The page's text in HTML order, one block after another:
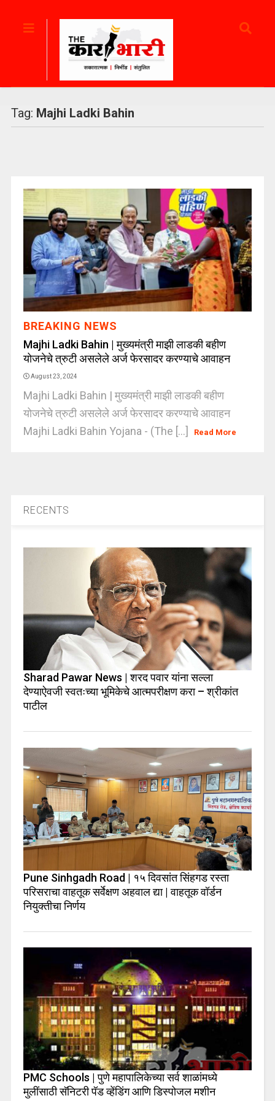
Tag: Majhi Ladki Bahin
BREAKING NEWS
Majhi Ladki Bahin | मुख्यमंत्री माझी लाडकी बहीण
योजनेचे त्रुटी असलेले अर्ज फेरसादर करण्याचे आवाहन
August 23, 2024
Majhi Ladki Bahin | मुख्यमंत्री माझी लाडकी बहीण
योजनेचे त्रुटी असलेले अर्ज फेरसादर करण्याचे आवाहन
Majhi Ladki Bahin Yojana - (The [...]
Read More
RECENTS
Sharad Pawar News | शरद पवार यांना सल्ला
देण्याऐवजी स्वतःच्या भूमिकेचे आत्मपरीक्षण करा – श्रीकांत
पाटील
Pune Sinhgadh Road | १५ दिवसांत सिंहगड रस्ता
परिसराचा वाहतूक सर्वेक्षण अहवाल द्या | वाहतूक वॉर्डन
नियुक्तीचा निर्णय
PMC Schools | पुणे महापालिकेच्या सर्व शाळांमध्ये
मुलींसाठी सॅनिटरी पॅड व्हेंडिंग आणि डिस्पोजल मशीन